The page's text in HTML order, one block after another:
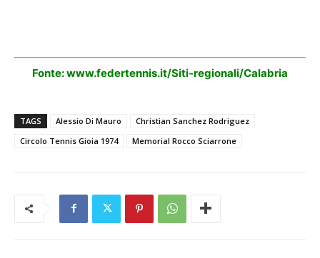
Fonte: www.federtennis.it/Siti-regionali/Calabria
TAGS Alessio Di Mauro
Christian Sanchez Rodriguez
Circolo Tennis Gioia 1974
Memorial Rocco Sciarrone